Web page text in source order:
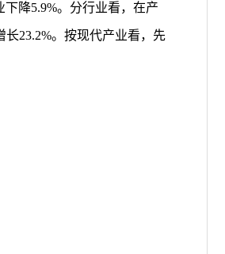
下降5.9%。分行业看，在产
长23.2%。按现代产业看，先